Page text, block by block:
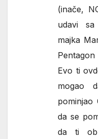
(inače,
udavi sa
majka
Evo ti
mogao
pominjao
da se
da ti